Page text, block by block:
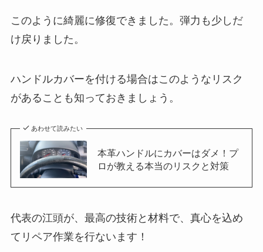
このように綺麗に修復できました。弾力も少しだ
け戻りました。
ハンドルカバーを付ける場合はこのようなリスク
があることも知っておきましょう。
あわせて読みたい
本革ハンドルにカバーはダメ！プ
ロが教える本当のリスクと対策
代表の江頭が、最高の技術と材料で、真心を込め
てリペア作業を行ないます！